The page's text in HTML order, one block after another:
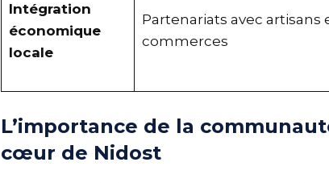
Intégration
économique
locale
Partenariats avec artisans
commerces
L’importance de la
cœur de Nidost